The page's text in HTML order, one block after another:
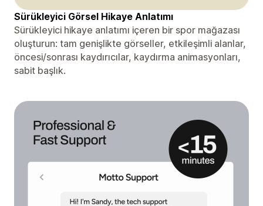
Sürükleyici Görsel Hikaye Anlatımı
Sürükleyici hikaye anlatımı içeren bir spor mağazası
oluşturun: tam genişlikte görseller, etkileşimli alanlar,
öncesi/sonrası kaydırıcılar, kaydırma animasyonları,
sabit başlık.